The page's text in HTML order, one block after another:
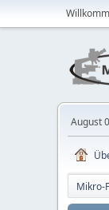
August
Mikro-